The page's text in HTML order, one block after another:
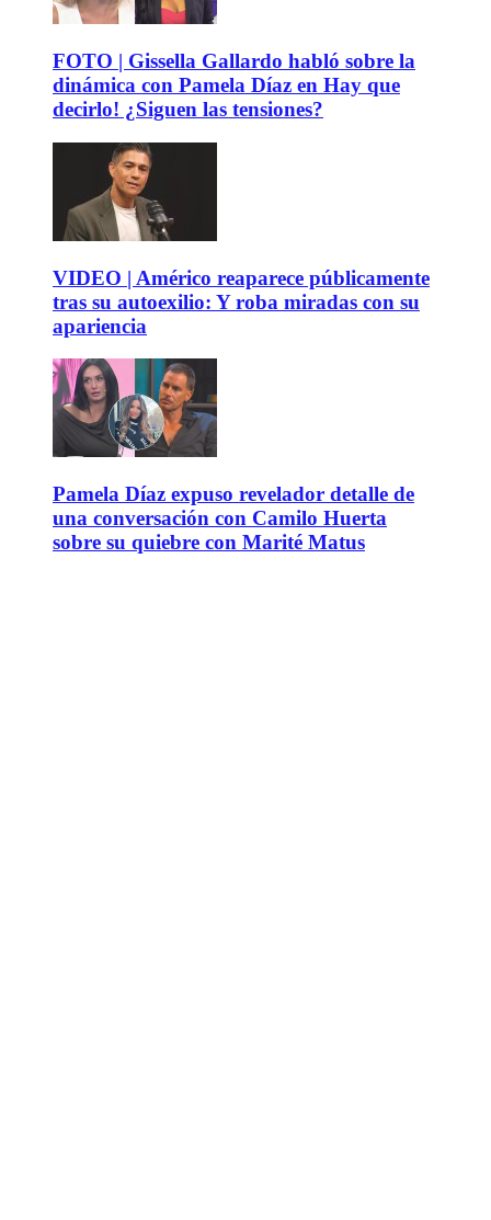
FOTO | Gissella Gallardo habló sobre la
dinámica con Pamela Díaz en Hay que
decirlo! ¿Siguen las tensiones?
VIDEO | Américo reaparece públicamente
tras su autoexilio: Y roba miradas con su
apariencia
Pamela Díaz expuso revelador detalle de
una conversación con Camilo Huerta
sobre su quiebre con Marité Matus